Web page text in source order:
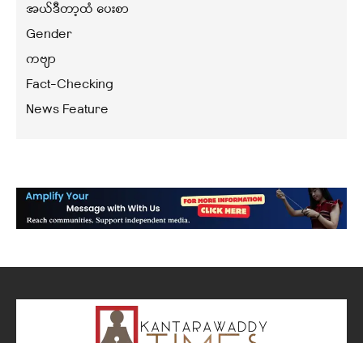
အယ်ဒီတာ့ထံ ပေးစာ
Gender
ကဗျာ
Fact-Checking
News Feature